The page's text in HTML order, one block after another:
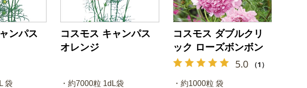
ンパス
袋
コスモス キャンパス
オレンジ
・約7000粒 1dL袋
コスモス ダブルクリ
ック ローズボンボン
5.0 （1）
・約1000粒 袋